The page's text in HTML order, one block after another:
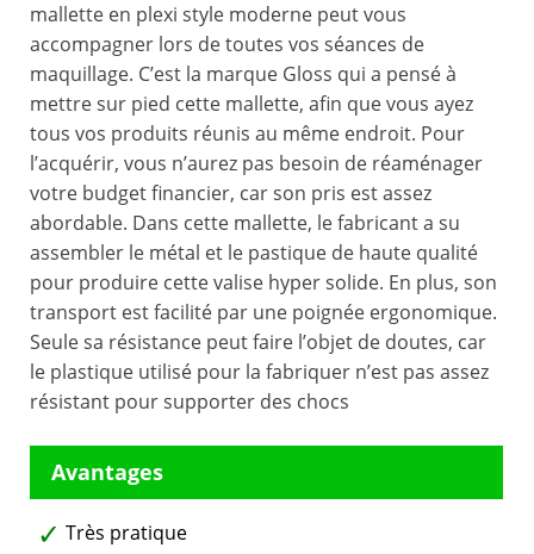
mallette en plexi style moderne peut vous
accompagner lors de toutes vos séances de
maquillage. C’est la marque Gloss qui a pensé à
mettre sur pied cette mallette, afin que vous ayez
tous vos produits réunis au même endroit. Pour
l’acquérir, vous n’aurez pas besoin de réaménager
votre budget financier, car son pris est assez
abordable. Dans cette mallette, le fabricant a su
assembler le métal et le pastique de haute qualité
pour produire cette valise hyper solide. En plus, son
transport est facilité par une poignée ergonomique.
Seule sa résistance peut faire l’objet de doutes, car
le plastique utilisé pour la fabriquer n’est pas assez
résistant pour supporter des chocs
Très pratique